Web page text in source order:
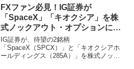
トフォリオを多様化する新たな選択肢と
して、その詳細と魅力を解説します。副
業や投資を頑張る皆さんにとって、リス
ク管理と資産形成の幅を広げるチャンス
になるでしょう！
FXファン必見！IG証券が
「SpaceX」「キオクシア」を株
式ノックアウト・オプションに追
加！
IG証券が、待望の2銘柄
「SpaceX（SPCX）」と「キオクシアホ
ールディングス（285A）」を株式ノック